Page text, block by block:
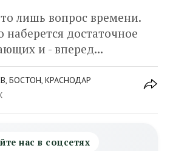
лишь вопрос времени.
достаточное
и - вперед...
БОСТОН, КРАСНОДАР
нас в соцсетях